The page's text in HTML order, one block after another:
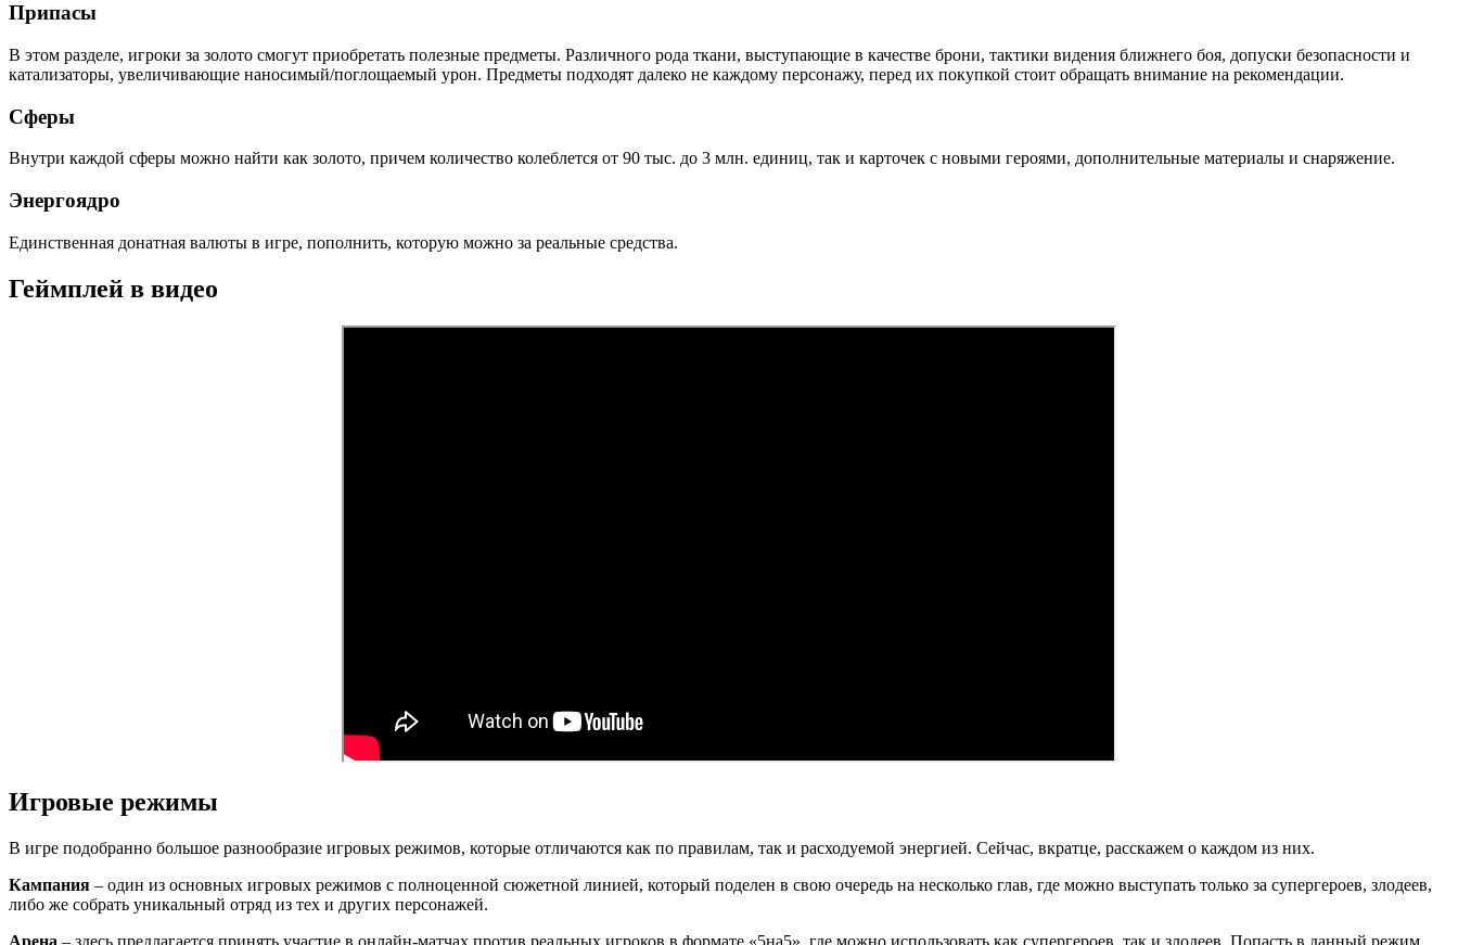
Припасы
В этом разделе, игроки за золото смогут приобретать полезные предметы. Различного рода ткани, выступающие в качестве брони, тактики видения ближнего боя, допуски безопасности и
катализаторы, увеличивающие наносимый/поглощаемый урон. Предметы подходят далеко не каждому персонажу, перед их покупкой стоит обращать внимание на рекомендации.
Сферы
Внутри каждой сферы можно найти как золото, причем количество колеблется от 90 тыс. до 3 млн. единиц, так и карточек с новыми героями, дополнительные материалы и снаряжение.
Энергоядро
Единственная донатная валюты в игре, пополнить, которую можно за реальные средства.
Геймплей в видео
Игровые режимы
В игре подобранно большое разнообразие игровых режимов, которые отличаются как по правилам, так и расходуемой энергией. Сейчас, вкратце, расскажем о каждом из них.
Кампания – один из основных игровых режимов с полноценной сюжетной линией, который поделен в свою очередь на несколько глав, где можно выступать только за супергероев, злодеев,
либо же собрать уникальный отряд из тех и других персонажей.